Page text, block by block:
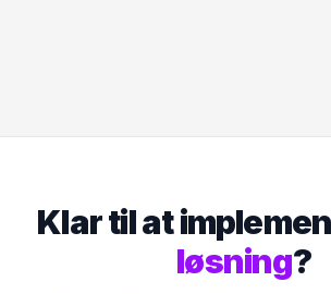
Klar til at
løsning?